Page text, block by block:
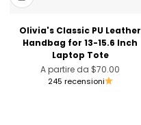
Olivia's Classic PU Leather
Handbag for 13-15.6 Inch
Laptop Tote
Prezzo scontato
A partire da $70.00
245 recensioni